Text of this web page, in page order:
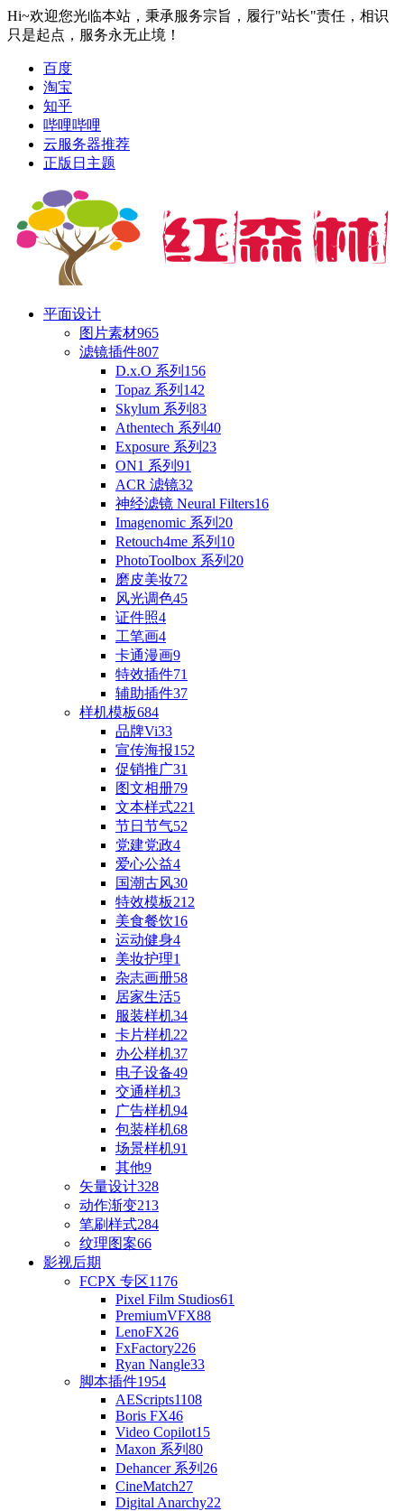
Hi~欢迎您光临本站，秉承服务宗旨，履行"站长"责任，相识
只是起点，服务永无止境！
百度
淘宝
知乎
哔哩哔哩
云服务器推荐
正版日主题
平面设计
图片素材965
滤镜插件807
D.x.O 系列 156
Topaz 系列 142
Skylum 系列 83
Athentech 系列 40
Exposure 系列 23
ON1 系列 91
ACR 滤镜32
神经滤镜 Neural Filters16
Imagenomic 系列 20
Retouch4me 系列 10
PhotoToolbox 系列 20
磨皮美妆72
风光调色45
证件照4
工笔画4
卡通漫画9
特效插件71
辅助插件37
样机模板684
品牌Vi33
宣传海报152
促销推广31
图文相册79
文本样式221
节日节气52
党建党政4
爱心公益4
国潮古风30
特效模板212
美食餐饮16
运动健身4
美妆护理1
杂志画册58
居家生活5
服装样机34
卡片样机22
办公样机37
电子设备49
交通样机3
广告样机94
包装样机68
场景样机91
其他9
矢量设计328
动作渐变213
笔刷样式284
纹理图案66
影视后期
FCPX 专区1176
Pixel Film Studios61
PremiumVFX88
LenoFX26
FxFactory226
Ryan Nangle33
脚本插件1954
AEScripts1108
Boris FX46
Video Copilot15
Maxon 系列 80
Dehancer 系列 26
CineMatch27
Digital Anarchy22